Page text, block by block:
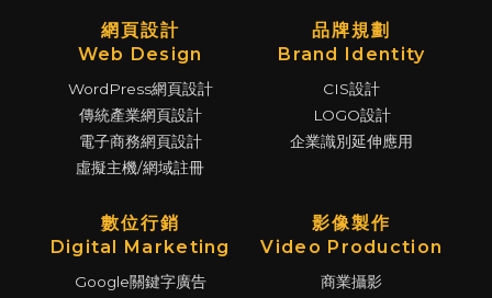
網頁設計
Web Design
WordPress網頁設計
傳統產業網頁設計
電子商務網頁設計
虛擬主機/網域註冊
品牌規劃
Brand Identity
CIS設計
LOGO設計
企業識別延伸應用
數位行銷
Digital Marketing
Google關鍵字廣告
影像製作
Video Production
商業攝影